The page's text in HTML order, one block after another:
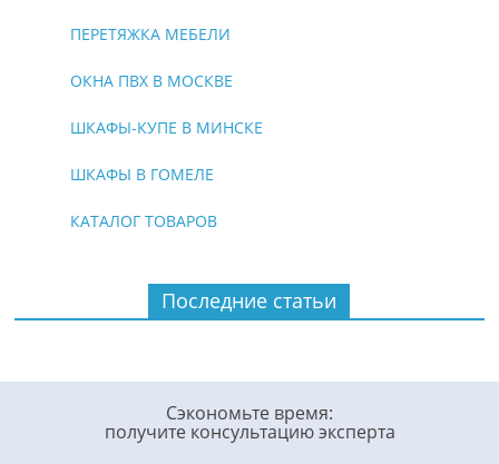
ПЕРЕТЯЖКА МЕБЕЛИ
ОКНА ПВХ В МОСКВЕ
ШКАФЫ-КУПЕ В МИНСКЕ
ШКАФЫ В ГОМЕЛЕ
КАТАЛОГ ТОВАРОВ
Последние статьи
Сэкономьте время:
получите консультацию эксперта